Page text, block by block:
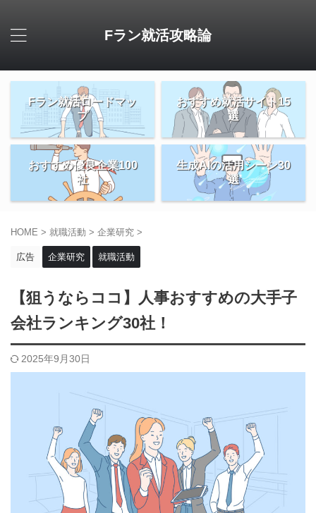
Fラン就活攻略論
Fラン就活ロードマッ
プ
おすすめ就活サイト15
選
おすすめ優良企業100
社
生成AIの活用シーン30
選
HOME > 就職活動 > 企業研究 >
広告 企業研究 就職活動
【狙うならココ】人事おすすめの大手子
会社ランキング30社！
2025年9月30日